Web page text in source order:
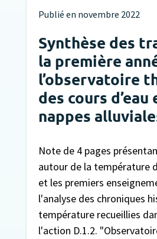
Publié en novembre 2022
Synthèse des
la première
l’observatoire
des cours d’eau
nappes
Note de 4 pages
autour de la température
et les premiers
l'analyse des chroniques
température recueillies
l'action D.1.2.